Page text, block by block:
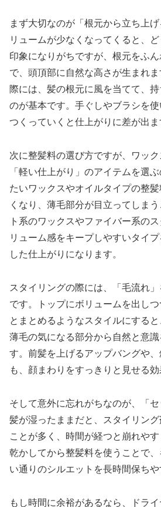
まず大切なのが「根元から立ち上
リュームが少なくなってくると、
印象になりがちですが、根元をふ
で、頭頂部に自然な高さが生まれ
際には、髪の根元に風を当てて、
のが基本です。手ぐしやブラシを
つくっていくと仕上がりに差が出ま
次に整髪料の選び方ですが、ワッ
「軽い仕上がり」のアイテムを選
たいワックスやオイルタイプの整
くなり、薄毛部分が目立ってしま
ト系のワックスやファイバー系の
リューム感をキープしやすいタイ
した仕上がりになります。
スタイリングの際には、「毛流れ
です。トップにボリュームを出し
とまとめるようなスタイルにすると
薄毛の気になる部分から自然と意
す。前髪を上げるアップバングや
も、顔まわりをすっきりと見せる効
そして意外に忘れがちなのが、「セ
髪が湿ったままだと、スタイリン
ことが多く、時間が経つと崩れや
乾かしてから整髪料を使うことで
い通りのシルエットを長時間保ちや
もし時間に余裕があるなら、ドラ